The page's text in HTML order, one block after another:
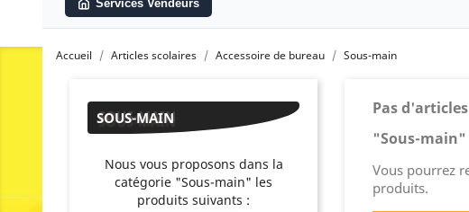
Services Vendeurs
Accueil Articles scolaires Accessoire de bureau Sous-main
SOUS-MAIN
Nous vous proposons dans la
catégorie "Sous-main" les
produits suivants :
Pas
"Sous-main"
Vous pourrez
produits.